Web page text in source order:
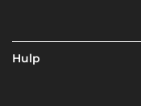
Hulp